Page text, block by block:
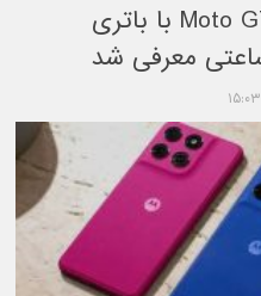
گوشی موتورولا Moto G77 Power با باتری